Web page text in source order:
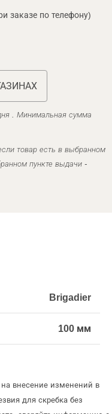
заказе по телефону)
. Минимальная сумма
товар есть в выбранном
пункте выдачи -
Brigadier
100 мм
на внесение изменений в
для скребка без